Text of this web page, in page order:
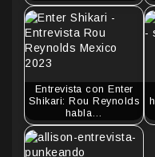
Entrevista con Enter
Shikari: Rou Reynolds
habla…